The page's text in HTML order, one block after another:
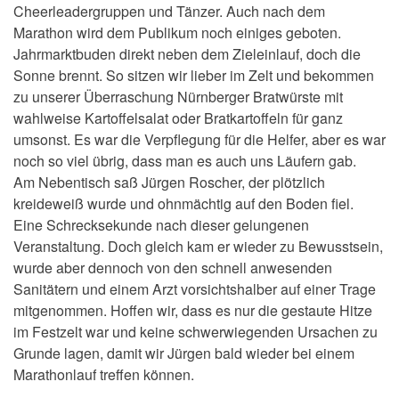
Cheerleadergruppen und Tänzer. Auch nach dem
Marathon wird dem Publikum noch einiges geboten.
Jahrmarktbuden direkt neben dem Zieleinlauf, doch die
Sonne brennt. So sitzen wir lieber im Zelt und bekommen
zu unserer Überraschung Nürnberger Bratwürste mit
wahlweise Kartoffelsalat oder Bratkartoffeln für ganz
umsonst. Es war die Verpflegung für die Helfer, aber es war
noch so viel übrig, dass man es auch uns Läufern gab.
Am Nebentisch saß Jürgen Roscher, der plötzlich
kreideweiß wurde und ohnmächtig auf den Boden fiel.
Eine Schrecksekunde nach dieser gelungenen
Veranstaltung. Doch gleich kam er wieder zu Bewusstsein,
wurde aber dennoch von den schnell anwesenden
Sanitätern und einem Arzt vorsichtshalber auf einer Trage
mitgenommen. Hoffen wir, dass es nur die gestaute Hitze
im Festzelt war und keine schwerwiegenden Ursachen zu
Grunde lagen, damit wir Jürgen bald wieder bei einem
Marathonlauf treffen können.